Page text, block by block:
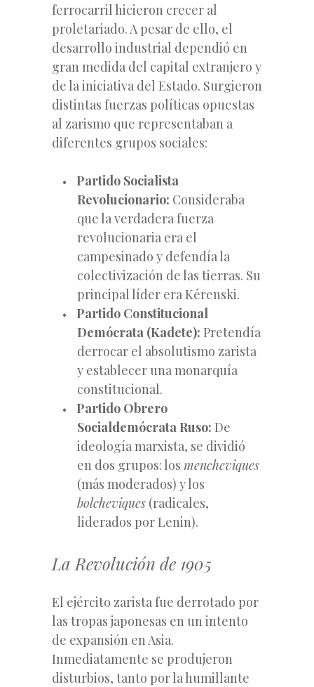
ferrocarril hicieron crecer al
proletariado. A pesar de ello, el
desarrollo industrial dependió en
gran medida del capital extranjero y
de la iniciativa del Estado. Surgieron
distintas fuerzas políticas opuestas
al zarismo que representaban a
diferentes grupos sociales:
Partido Socialista
Revolucionario: Consideraba
que la verdadera fuerza
revolucionaria era el
campesinado y defendía la
colectivización de las tierras. Su
principal líder era Kérenski.
Partido Constitucional
Demócrata (Kadete): Pretendía
derrocar el absolutismo zarista
y establecer una monarquía
constitucional.
Partido Obrero
Socialdemócrata Ruso: De
ideología marxista, se dividió
en dos grupos: los mencheviques
(más moderados) y los
bolcheviques (radicales,
liderados por Lenin).
La Revolución de 1905
El ejército zarista fue derrotado por
las tropas japonesas en un intento
de expansión en Asia.
Inmediatamente se produjeron
disturbios, tanto por la humillante